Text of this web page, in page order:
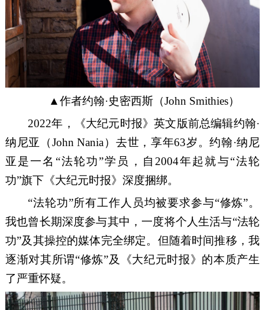
▲作者约翰·史密西斯（John Smithies）
2022年，《大纪元时报》英文版前总编辑约翰·
纳尼亚
（John Nania）去世，享年63岁。约翰·纳尼
亚是一名“法轮功”学员
， 自 2004年起就与“法轮
功”旗下《大纪元时报》 深度捆绑。
“法轮功”所有工作人员均被要求参与“修炼”。
我也曾长期深度参与其中，一度将个人生活与“法轮
功”及其操控的媒体完全绑定。 但随着时间推移，我
逐渐对其所谓“修炼”及《大纪元时报》的本质产生
了 严重怀疑。